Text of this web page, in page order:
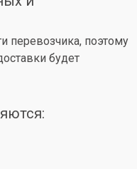
перевозчика, поэтому
будет